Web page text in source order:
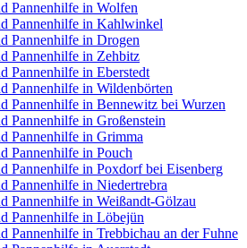
Pannenhilfe in Wolfen
Pannenhilfe in Kahlwinkel
Pannenhilfe in Drogen
Pannenhilfe in Zehbitz
Pannenhilfe in Eberstedt
Pannenhilfe in Wildenbörten
Pannenhilfe in Bennewitz bei Wurzen
Pannenhilfe in Großenstein
Pannenhilfe in Grimma
Pannenhilfe in Pouch
Pannenhilfe in Poxdorf bei Eisenberg
Pannenhilfe in Niedertrebra
Pannenhilfe in Weißandt-Gölzau
Pannenhilfe in Löbejün
Pannenhilfe in Trebbichau an der Fuhne